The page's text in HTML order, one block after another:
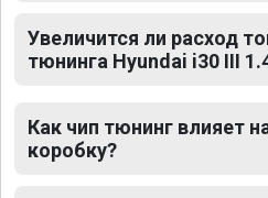
Увеличится ли расход
тюнинга Hyundai i30 III
Как чип тюнинг влияет
коробку?